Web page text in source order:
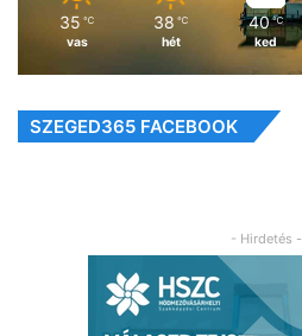
35 ℃
vas
38 ℃
hét
40 ℃
ked
SZEGED365 FACEBOOK
- Hirdetés -